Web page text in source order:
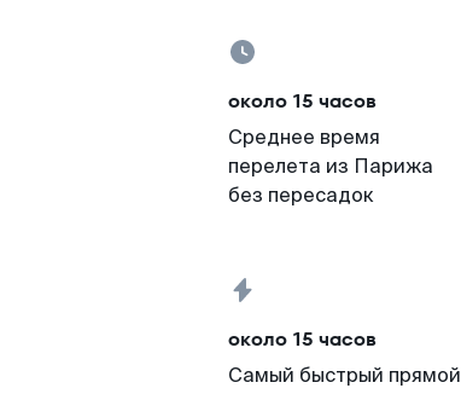
около 15 часов
Среднее время
перелета из Парижа
без пересадок
около 15 часов
Самый быстрый прямой